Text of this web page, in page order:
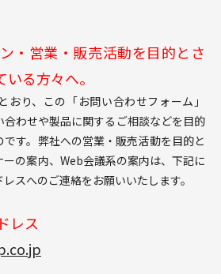
・営業・販売活動を目的とさ
る方々へ。
おり、この「お問い合わせフォーム」
合わせや製品に関するご相談などを目的
す。弊社への営業・販売活動を目的と
ーの案内、Web会議系の案内は、下記に
スへのご連絡をお願いいたします。
レス